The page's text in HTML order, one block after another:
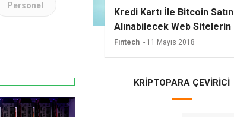
Personel
Kredi Kartı İle Bitcoin Satın
Alınabilecek Web Sitelerin
Listesi
Fıntech - 11 Mayıs 2018
KRİPTOPARA ÇEVİRİCİ